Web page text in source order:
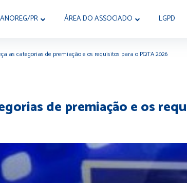
ANOREG/PR ÁREA DO ASSOCIADO LGPD
as categorias de premiação e os requisitos para o PQTA 2026
de premiação e os